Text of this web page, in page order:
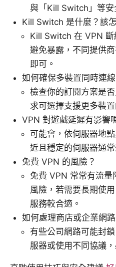
與「Kill Switch」等安
Kill Switch 是什麼？該
Kill Switch 在 VPN 斷
避免暴露，不同提供
即可。
如何確保多裝置同時連線
檢查你的訂閱方案是
求可選擇支援更多裝置
VPN 對遊戲延遲有影響
可能會，依伺服器地
近且穩定的伺服器通常
免費 VPN 的風險？
免費 VPN 常常有流量
風險，若需要長期使
服務較合適。
如何處理商店或企業網
有些公司網路可能封
服器或使用不同協議